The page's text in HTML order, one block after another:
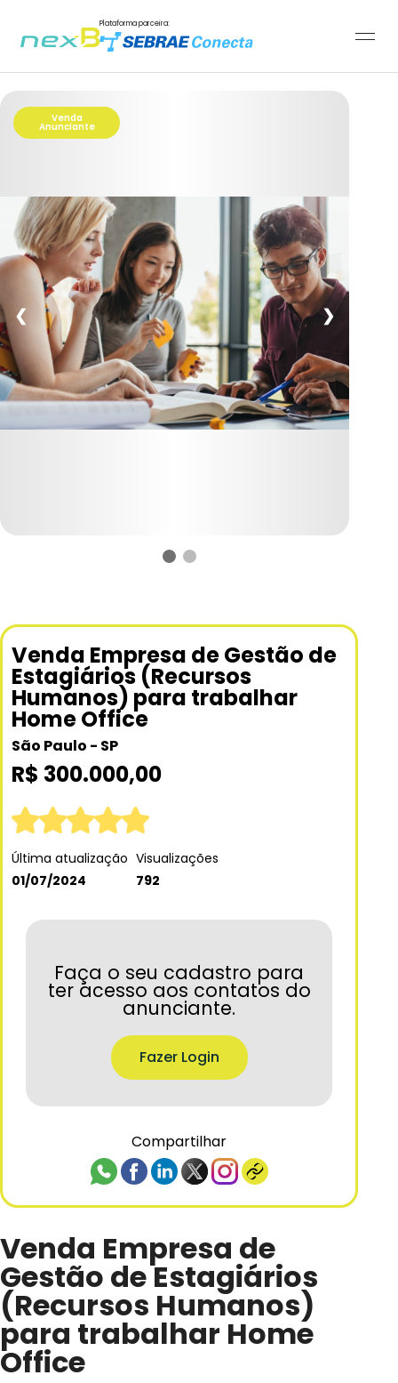
Plataforma parceira:
Venda
Anunciante
❮ ❯
Venda Empresa de Gestão de
Estagiários (Recursos
Humanos) para trabalhar
Home Office
São Paulo - SP
R$ 300.000,00
Última atualização
01/07/2024
Visualizações
792
Faça o seu cadastro para
ter acesso aos contatos do
anunciante.
Fazer Login
Compartilhar
Venda Empresa de
Gestão de Estagiários
(Recursos Humanos)
para trabalhar Home
Office